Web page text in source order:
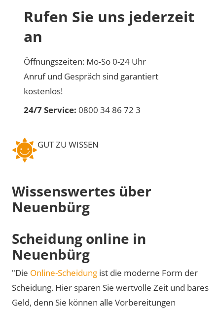
Rufen Sie uns jederzeit
an
Öffnungszeiten: Mo-So 0-24 Uhr
Anruf und Gespräch sind garantiert
kostenlos!
24/7 Service: 0800 34 86 72 3
GUT ZU WISSEN
Wissenswertes über
Neuenbürg
Scheidung online in
Neuenbürg
"Die Online-Scheidung ist die moderne Form der
Scheidung. Hier sparen Sie wertvolle Zeit und bares
Geld, denn Sie können alle Vorbereitungen